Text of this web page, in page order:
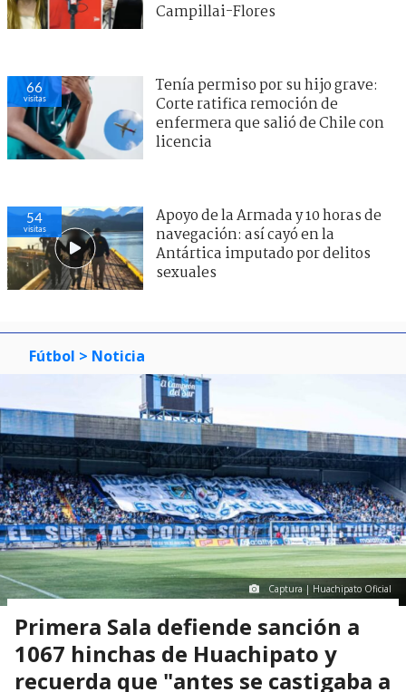
Campillai-Flores
66
visitas
Tenía permiso por su hijo grave:
Corte ratifica remoción de
enfermera que salió de Chile con
licencia
54
visitas
Apoyo de la Armada y 10 horas de
navegación: así cayó en la
Antártica imputado por delitos
sexuales
Fútbol > Noticia
Captura | Huachipato Oficial
Primera Sala defiende sanción a
1067 hinchas de Huachipato y
recuerda que "antes se castigaba a